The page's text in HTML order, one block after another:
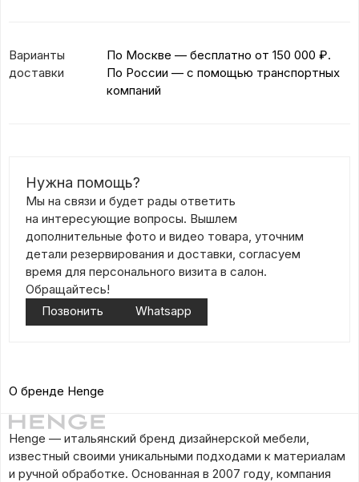
Варианты
доставки
По Москве — бесплатно от 150 000 ₽.
По России — с помощью транспортных
компаний
Нужна помощь?
Мы на связи и будет рады ответить
на интересующие вопросы. Вышлем
дополнительные фото и видео товара, уточним
детали резервирования и доставки, согласуем
время для персонального визита в салон.
Обращайтесь!
Позвонить
Whatsapp
О бренде Henge
Henge — итальянский бренд дизайнерской мебели,
известный своими уникальными подходами к материалам
и ручной обработке. Основанная в 2007 году, компания